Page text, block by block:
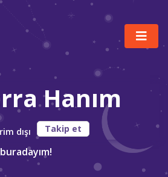
Hanım
dışı Takip et